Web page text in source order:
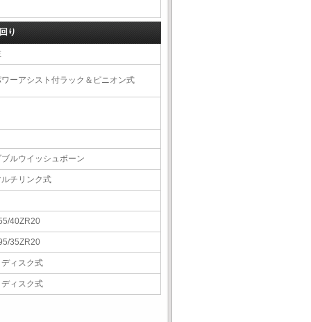
り
ーアシスト付ラック＆ピニオン式
ルウイッシュボーン
チリンク式
40ZR20
35ZR20
ィスク式
ィスク式